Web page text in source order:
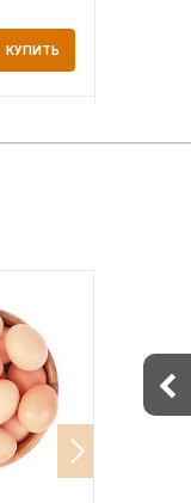
КУПИТЬ